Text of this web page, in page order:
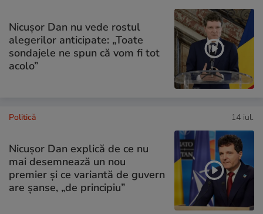
Nicușor Dan nu vede rostul
alegerilor anticipate: „Toate
sondajele ne spun că vom fi tot
acolo”
Politică 14 iul.
Nicușor Dan explică de ce nu
mai desemnează un nou
premier și ce variantă de guvern
are șanse, „de principiu”